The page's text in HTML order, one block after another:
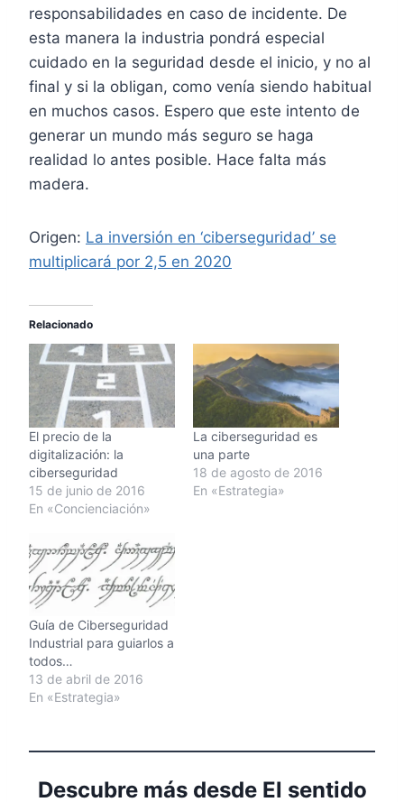
responsabilidades en caso de incidente. De
esta manera la industria pondrá especial
cuidado en la seguridad desde el inicio, y no al
final y si la obligan, como venía siendo habitual
en muchos casos. Espero que este intento de
generar un mundo más seguro se haga
realidad lo antes posible. Hace falta más
madera.
Origen: La inversión en ‘ciberseguridad’ se
multiplicará por 2,5 en 2020
Relacionado
El precio de la
digitalización: la
ciberseguridad
15 de junio de 2016
En «Concienciación»
La ciberseguridad es
una parte
18 de agosto de 2016
En «Estrategia»
Guía de Ciberseguridad
Industrial para guiarlos a
todos…
13 de abril de 2016
En «Estrategia»
Descubre más desde El sentido